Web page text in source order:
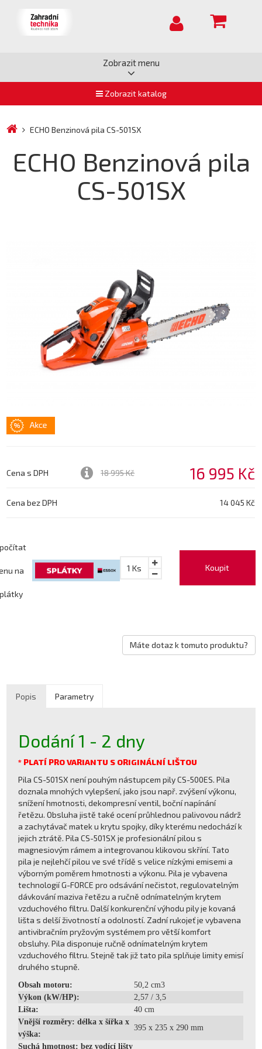
Zobrazit menu
Zobrazit katalog
ECHO Benzinová pila CS-501SX
ECHO Benzinová pila
CS-501SX
Cena s DPH 18 995 Kč 16 995 Kč
Cena bez DPH 14 045 Kč
Koupit
1 Ks
na
Máte dotaz k tomuto produktu?
Popis Parametry
Dodání 1 - 2 dny
* PLATÍ PRO VARIANTU S ORIGINÁLNÍ LIŠTOU
Pila CS-501SX není pouhým nástupcem pily CS-500ES. Pila
doznala mnohých vylepšení, jako jsou např. zvýšení výkonu,
snížení hmotnosti, dekompresní ventil, boční napínání
řetězu. Obsluha jistě také ocení průhlednou palivovou nádrž
a zachytávač matek u krytu spojky, díky kterému nedochází k
jejich ztrátě. Pila CS-501SX je profesionální pilou s
magnesiovým rámem a integrovanou klikovou skříní. Tato
pila je nejlehčí pilou ve své třídě s velice nízkými emisemi a
výborným poměrem hmotnosti a výkonu. Pila je vybavena
technologií G-FORCE pro odsávání nečistot, regulovatelným
dávkování maziva řetězu a ručně odnímatelným krytem
vzduchového filtru. Další konkurenční výhodu pily je kovaná
lišta s delší životností a odolností. Zadní rukojeť je vybavena
antivibračním pryžovým systémem pro větší komfort
obsluhy. Pila disponuje ručně odnímatelným krytem
vzduchového filtru. Stejně tak již tato pila splňuje limity emisí
druhého stupně.
Obsah motoru:
50,2 cm3
Výkon (kW/HP):
2,57 / 3,5
Lišta:
40 cm
Vnější rozměry: délka x šířka x
výška:
395 x 235 x 290 mm
Suchá hmotnost: bez vodící lišty